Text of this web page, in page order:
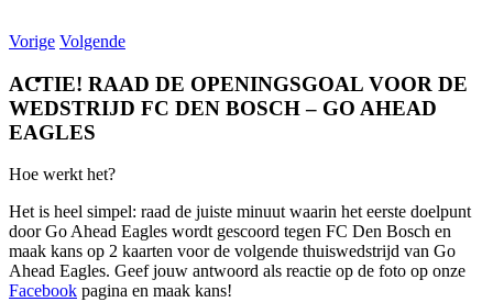
Vorige Volgende
ACTIE! RAAD DE OPENINGSGOAL VOOR DE
WEDSTRIJD FC DEN BOSCH – GO AHEAD
EAGLES
Hoe werkt het?
Het is heel simpel: raad de juiste minuut waarin het eerste doelpunt
door Go Ahead Eagles wordt gescoord tegen FC Den Bosch en
maak kans op 2 kaarten voor de volgende thuiswedstrijd van Go
Ahead Eagles. Geef jouw antwoord als reactie op de foto op onze
Facebook pagina en maak kans!